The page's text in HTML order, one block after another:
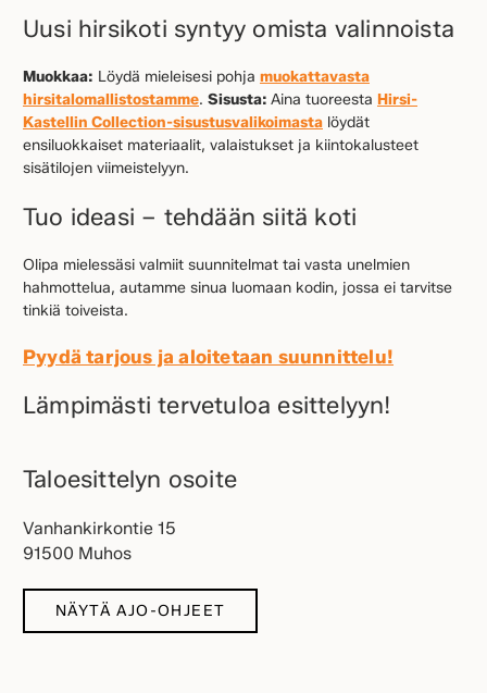
Uusi hirsikoti syntyy omista valinnoista
Muokkaa: Löydä mieleisesi pohja muokattavasta
hirsitalomallistostamme. Sisusta: Aina tuoreesta Hirsi-
Kastellin Collection-sisustusvalikoimasta löydät
ensiluokkaiset materiaalit, valaistukset ja kiintokalusteet
sisätilojen viimeistelyyn.
Tuo ideasi – tehdään siitä koti
Olipa mielessäsi valmiit suunnitelmat tai vasta unelmien
hahmottelua, autamme sinua luomaan kodin, jossa ei tarvitse
tinkiä toiveista.
Pyydä tarjous ja aloitetaan suunnittelu!
Lämpimästi tervetuloa esittelyyn!
Taloesittelyn osoite
Vanhankirkontie 15
91500 Muhos
NÄYTÄ AJO-OHJEET